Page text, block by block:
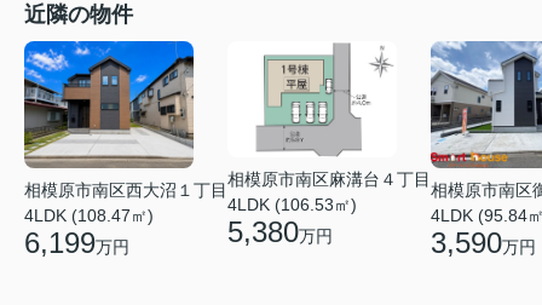
近隣の物件
相模原市南区西大沼１丁目
4LDK (108.47㎡)
6,199万円
相模原市南区麻溝台４丁目
4LDK (106.53㎡)
5,380万円
相模原市南区
4LDK (95.84
3,590万円